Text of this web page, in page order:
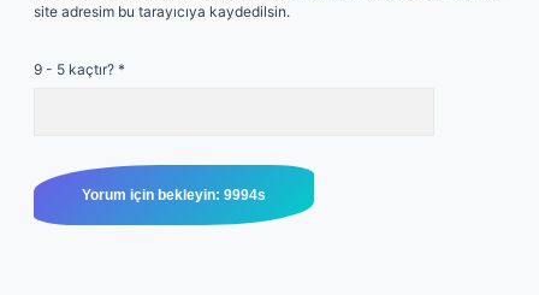
site adresim bu tarayıcıya kaydedilsin.
9 - 5 kaçtır? *